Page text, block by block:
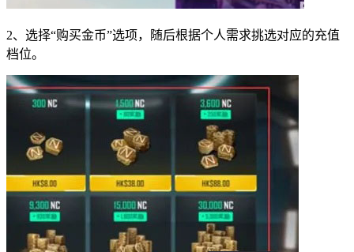
2、选择“购买金币”选项，随后根据个人需求挑选对应的充值
档位。